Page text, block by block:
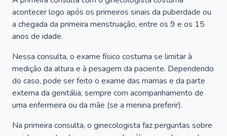
acontecer logo após os primeiros sinais da puberdade ou
a chegada da primeira menstruação, entre os 9 e os 15
anos de idade.
Nessa consulta, o exame físico costuma se limitar à
medição da altura e à pesagem da paciente. Dependendo
do caso, pode ser feito o exame das mamas e da parte
externa da genitália, sempre com acompanhamento de
uma enfermeira ou da mãe (se a menina preferir).
Na primeira consulta, o ginecologista faz perguntas sobre